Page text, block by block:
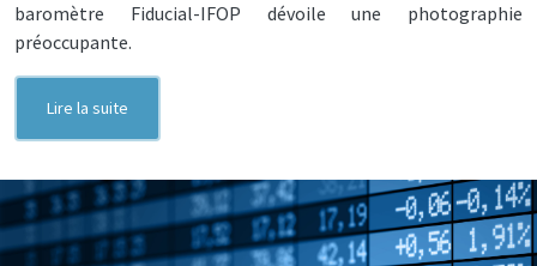
baromètre Fiducial-IFOP dévoile une photographie
préoccupante.
Lire la suite